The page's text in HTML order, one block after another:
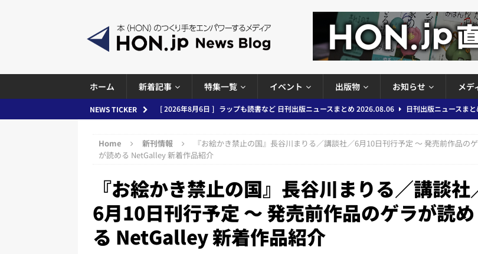
ホーム 新着記事 特集一覧 イベント 出版物 お知らせ メデ
NEWS TICKER [ 2026年8月5日 ] 「マンガワン」問題等で小学館が再発防止案と人権委員会設置を公表など 日刊出
[ 2026年8月4日 ] 小学館「マンガワン」問題の第三者委員会調査報告書を公開など 日刊出版ニュー
[ 2026年8月3日 ]
「講談社、著者向けポータルサイト提供開始」「EUが生成AIコンテンツの識別表
務化」など、週刊出版ニュースまとめ＆コラム #726（2026年7月26日～8月1日）
週刊出版ニュー
とめ＆コラム
[ 2026年8月2日 ] EUが生成AIコンテンツの識別表示を義務化など 日刊出版ニュースまとめ
Home 新刊情報
『お絵かき禁止の国』長谷川まりる／講談社／6月10日刊行予定 ～ 発売前作品の
が読める NetGalley 新着作品紹介
『お絵かき禁止の国』長谷川まりる／講談社
6月10日刊行予定 ～ 発売前作品のゲラが読め
る NetGalley 新着作品紹介